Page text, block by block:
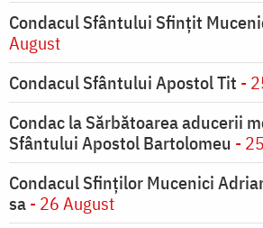
Condacul Sfântului Sfinţit
August
Condacul Sfântului Apostol Tit -
Condac la Sărbătoarea aducerii
Sfântului Apostol Bartolomeu -
Condacul Sfinţilor Mucenici
sa- 26 August